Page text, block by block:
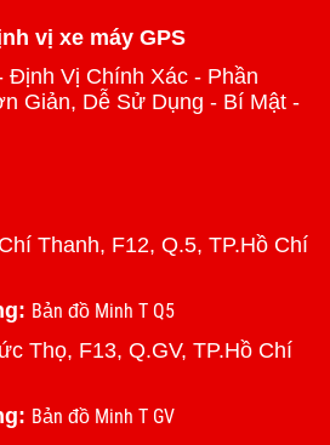
vị xe máy GPS
Định Vị Chính Xác - Phần
Giản, Dễ Sử Dụng - Bí Mật -
Thanh, F12, Q.5, TP.Hồ Chí
Bản đồ Minh T Q5
Thọ, F13, Q.GV, TP.Hồ Chí
Bản đồ Minh T GV